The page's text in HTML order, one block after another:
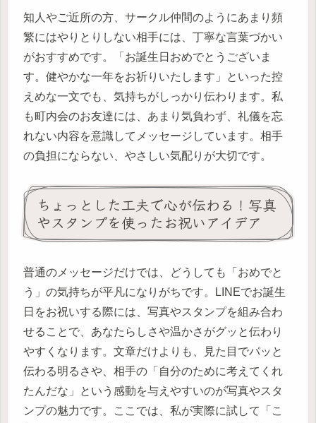
知人やご近所の方、サークル仲間のようにあまり頻
繁にはやりとりしない相手には、丁寧な言葉づかい
がおすすめです。「お誕生日おめでとうございま
す。健やかな一年をお祈りいたします」といった控
えめな一文でも、気持ちがしっかり伝わります。私
も町内会のお友達には、あまり気負わず、礼儀を忘
れない内容を意識してメッセージしています。相手
の負担にならない、やさしい気配りが大切です。
ちょっとした工夫で心が伝わる！写真
やスタンプを使ったお祝いアイデア
普通のメッセージだけでは、どうしても「おめでと
う」の気持ちが平凡になりがちです。LINEでお誕生
日をお祝いする際には、写真やスタンプを組み合わ
せることで、あなたらしさや温かさがグッと伝わり
やすくなります。文章だけよりも、見た目でパッと
伝わる明るさや、相手の「自分のために考えてくれ
たんだな」という感動を与えやすいのが写真やスタ
ンプの魅力です。ここでは、私が実際に試して「こ